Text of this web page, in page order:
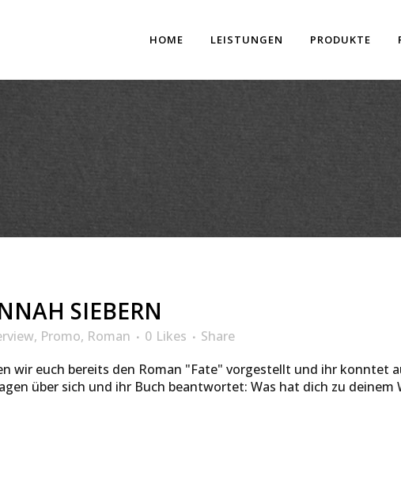
HOME LEISTUNGEN PRODUKTE
SIEBERN
, Promo, Roman 0 Likes
Share
wir euch bereits den Roman "Fate" vorgestellt und ihr konntet
über sich und ihr Buch beantwortet: Was hat dich zu